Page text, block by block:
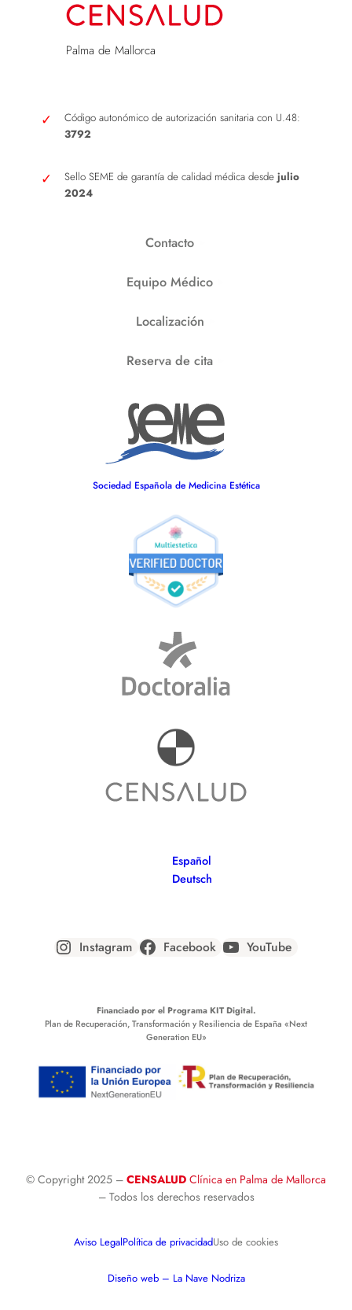
Palma de Mallorca
Código autonómico de autorización sanitaria con U.48:
3792
Sello SEME de garantía de calidad médica desde julio
2024
Contacto
Equipo Médico
Localización
Reserva de cita
Sociedad Española de Medicina Estética
Español
Deutsch
Instagram Facebook YouTube
Financiado por el Programa KIT Digital.
Plan de Recuperación, Transformación y Resiliencia de España «Next
Generation EU»
© Copyright 2025 – CENSALUD Clínica en Palma de Mallorca
– Todos los derechos reservados
Aviso LegalPolítica de privacidadUso de cookies
Diseño web – La Nave Nodriza